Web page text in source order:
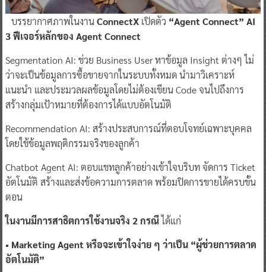
บรรยากาศภาพในงานConnectX เปิดตัว “Agent Connect” AI
3 ฟีเจอร์หลักของ Agent Connect
Segmentation AI: ช่วย Business User หาข้อมูล Insight ต่างๆ ไม่
ว่าจะเป็นข้อมูลการซื้อขายจากในระบบทั้งหมด นำมาวิเคราะห์
แนะนำ และประมวลผลข้อมูลโดยไม่ต้องเขียน Code จนไปถึงการ
สร้างกลุ่มเป้าหมายที่ต้องการได้แบบอัตโนมัติ
Recommendation AI: สร้างประสบการณ์ที่ตอบโจทย์เฉพาะบุคคล
โดยใช้ข้อมูลพฤติกรรมจริงของลูกค้า
Chatbot Agent AI: ตอบแชทลูกค้าอย่างเข้าใจบริบท จัดการ Ticket
อัตโนมัติ สร้างและส่งข้อความการตลาด พร้อมปิดการขายได้ครบขั้น
ตอน
ในงานมีการสาธิตการใช้งานจริง 2 กรณีได้แก่
• Marketing Agent หรือจะเข้าใจง่าย ๆ ว่าเป็น “ผู้ช่วยการตลาด
อัตโนมัติ”